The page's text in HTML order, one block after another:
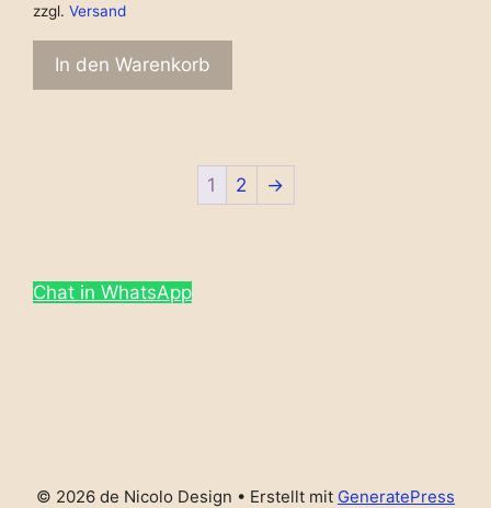
zzgl. Versand
In den Warenkorb
1 2 →
Chat in WhatsApp
© 2026 de Nicolo Design • Erstellt mit GeneratePress